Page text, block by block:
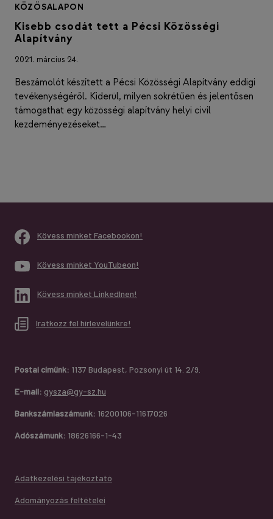
KÖZÖSALAPON
Kisebb csodát tett a Pécsi Közösségi
Alapítvány
2021. március 24.
Beszámolót készített a Pécsi Közösségi Alapítvány eddigi
tevékenységéről. Kiderül, milyen sokrétűen és jelentősen
támogathat egy közösségi alapítvány helyi civil
kezdeményezéseket…
Kövess minket Facebookon!
Kövess minket YouTubeon!
Kövess minket LinkedInen!
Iratkozz fel hírlevelünkre!
Postai címünk: 1137 Budapest, Pozsonyi út 14. 2/9.
E-mail: gysza@gy-sz.hu
Bankszámlaszámunk: 16200106-11617026
Adószámunk: 18626166-1-43
Adatkezelési tájékoztató
Adományozás feltételei